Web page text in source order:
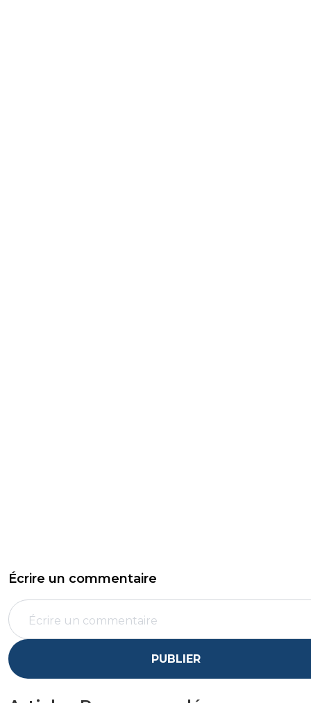
Écrire un commentaire
PUBLIER